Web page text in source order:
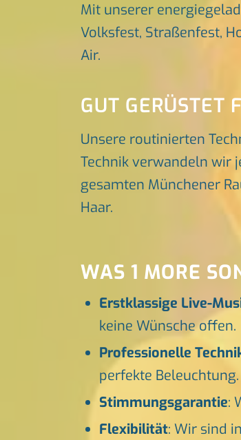
Mit unserer
Volksfest, Straßenfest,
Air.
GUT GERÜSTET
Unsere routinierten
Technik verwandeln wir
gesamten Münchener
Haar.
WAS 1 MORE
Erstklassige Live-
keine Wünsche offen.
Professionelle
perfekte Beleuchtung.
Stimmungsgarantie:
Flexibilität: Wir sind